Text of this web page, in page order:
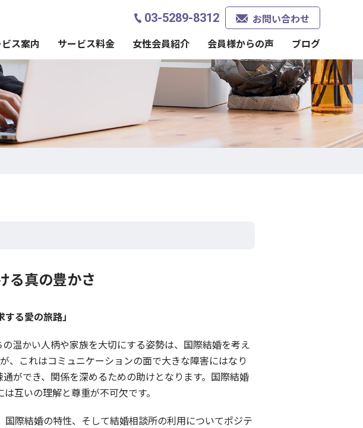
03-5289-8312
お問い合わせ
ス案内 サービス料金 女性会員紹介 会員様からの声 ブログ
る真の豊かさ
る愛の旅路」
温かい人柄や家族を大切にする姿勢は、国際結婚を考え
、これはコミュニケーションの面で大きな障害にはなり
ができ、関係を深めるための助けとなります。国際結婚
互いの理解と尊重が不可欠です。
際結婚の特性、そして結婚相談所の利用についてポジテ